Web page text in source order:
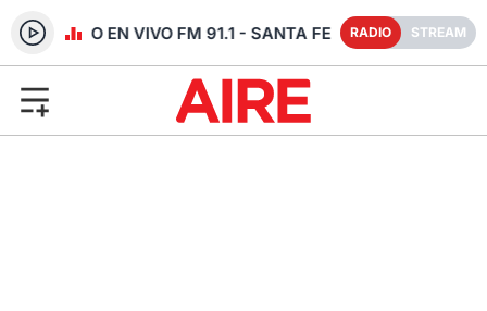
RADIO EN VIVO FM 91.1 - SANTA FE RADIO STREAM